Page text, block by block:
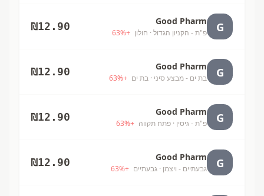
G
Good Pharm
פ"ת - הקניון הגדול · חולון +
63%
₪12.90
G
Good Pharm
בת ים - מבצע סיני · בת ים +
63%
₪12.90
G
Good Pharm
פ"ת - גיסין · פתח תקווה +
63%
₪12.90
G
Good Pharm
גבעתיים - ויצמן · גבעתיים +
63%
₪12.90